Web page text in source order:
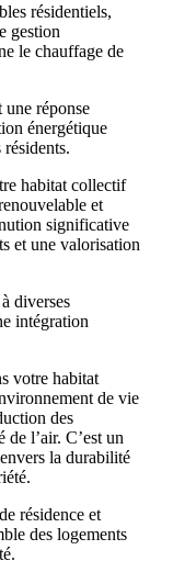
résidentiels,
gestion
le chauffage de
réponse
énergétique
habitat collectif
et
significative
et une valorisation
diverses
intégration
votre habitat
de vie
des
l’air. C’est un
la durabilité
résidence et
des logements